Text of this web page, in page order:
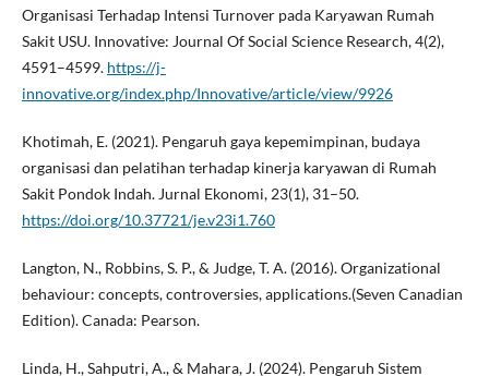
Organisasi Terhadap Intensi Turnover pada Karyawan Rumah
Sakit USU. Innovative: Journal Of Social Science Research, 4(2),
4591–4599. https://j-
innovative.org/index.php/Innovative/article/view/9926
Khotimah, E. (2021). Pengaruh gaya kepemimpinan, budaya
organisasi dan pelatihan terhadap kinerja karyawan di Rumah
Sakit Pondok Indah. Jurnal Ekonomi, 23(1), 31–50.
https://doi.org/10.37721/je.v23i1.760
Langton, N., Robbins, S. P., & Judge, T. A. (2016). Organizational
behaviour: concepts, controversies, applications.(Seven Canadian
Edition). Canada: Pearson.
Linda, H., Sahputri, A., & Mahara, J. (2024). Pengaruh Sistem